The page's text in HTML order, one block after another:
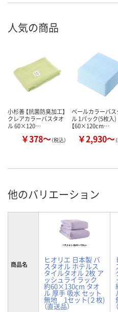
人気の商品
小杉善 【抗菌防臭加工】
クレアカラーバスタオ
ル 60×120…
￥378～（税込）
ペールカラーバス
ル 1パック(5枚入)
【60×120cm…
￥2,930～
他のバリエーション
商品名 ヒオリエ 日本製 バ
スタオル ホテルス
タイルタオル 2枚 ア
ッシュライラック
約60×130cm タオ
ル 厚手 吸水 セット
無地 1セット(２枚)
（直送品）